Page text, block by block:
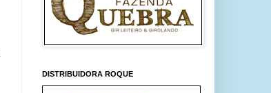
DISTRIBUIDORA ROQUE